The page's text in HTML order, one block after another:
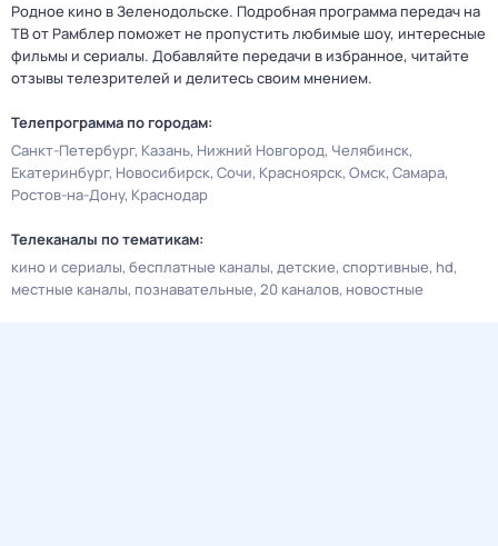
Родное кино в Зеленодольске. Подробная программа передач на
ТВ от Рамблер поможет не пропустить любимые шоу, интересные
фильмы и сериалы. Добавляйте передачи в избранное, читайте
отзывы телезрителей и делитесь своим мнением.
Телепрограмма по городам:
Санкт-Петербург Казань Нижний Новгород Челябинск
Екатеринбург Новосибирск Сочи Красноярск Омск Самара
Ростов-на-Дону Краснодар
Телеканалы по тематикам:
кино и сериалы бесплатные каналы детские спортивные hd
местные каналы познавательные 20 каналов новостные